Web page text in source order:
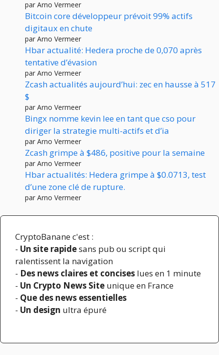
par Arno Vermeer
Bitcoin core développeur prévoit 99% actifs
digitaux en chute
par Arno Vermeer
Hbar actualité: Hedera proche de 0,070 après
tentative d’évasion
par Arno Vermeer
Zcash actualités aujourd’hui: zec en hausse à 517
$
par Arno Vermeer
Bingx nomme kevin lee en tant que cso pour
diriger la strategie multi-actifs et d’ia
par Arno Vermeer
Zcash grimpe à $486, positive pour la semaine
par Arno Vermeer
Hbar actualités: Hedera grimpe à $0.0713, test
d’une zone clé de rupture.
par Arno Vermeer
CryptoBanane c'est :
- Un site rapidesans pub ou script qui
ralentissent la navigation
- Des news claires et concises lues en 1 minute
- Un Crypto News Site unique en France
- Que des news essentielles
- Un design ultra épuré